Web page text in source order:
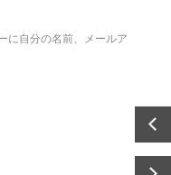
に自分の名前、メールア